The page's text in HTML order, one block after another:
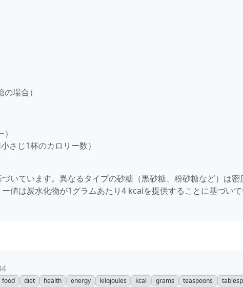
場合）
さじ1杯のカロリー数）
いています。異なるタイプの砂糖（黒砂糖、粉砂糖など）は密
値は炭水化物が1グラムあたり4 kcalを提供することに基づいて
food diet health energy kilojoules kcal grams teaspoons